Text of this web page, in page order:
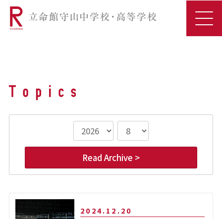
Read Archive >
2024.12.20